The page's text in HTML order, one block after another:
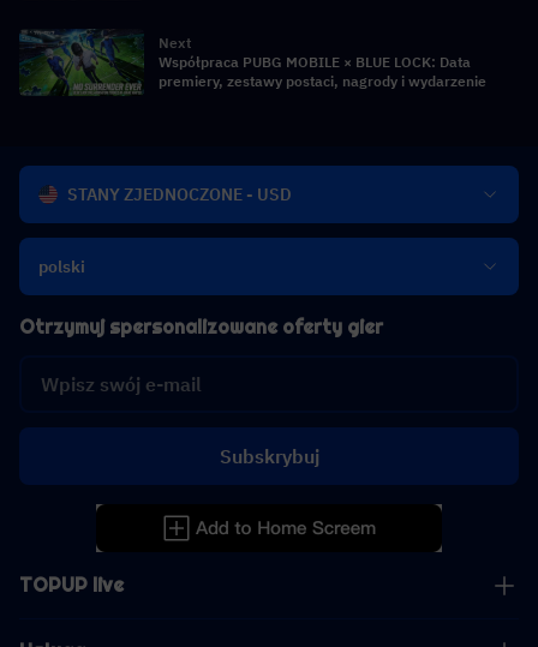
Next
Współpraca PUBG MOBILE × BLUE LOCK: Data
premiery, zestawy postaci, nagrody i wydarzenie
STANY ZJEDNOCZONE - USD
polski
TOPUP live
Otrzymuj spersonalizowane oferty gier
Subskrybuj